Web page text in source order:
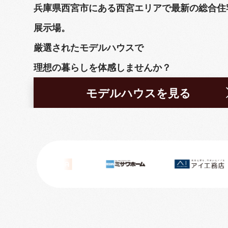
兵庫県西宮市にある西宮エリアで最新の総合
展示場。
厳選されたモデルハウスで
理想の暮らしを体感しませんか？
モデルハウスを見る